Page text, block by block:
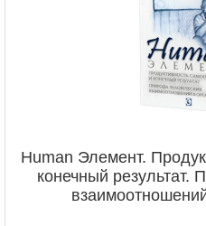
Human Элемент.
конечный результат.